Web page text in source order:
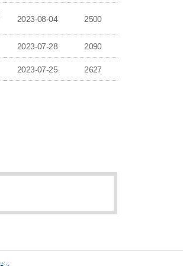
2023-08-04 2500
2023-07-28 2090
2023-07-25 2627